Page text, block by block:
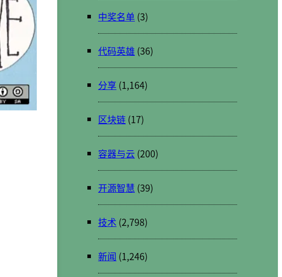
中奖名单 (3)
代码英雄 (36)
分享 (1,164)
区块链(17)
容器与云 (200)
开源智慧 (39)
技术 (2,798)
新闻 (1,246)